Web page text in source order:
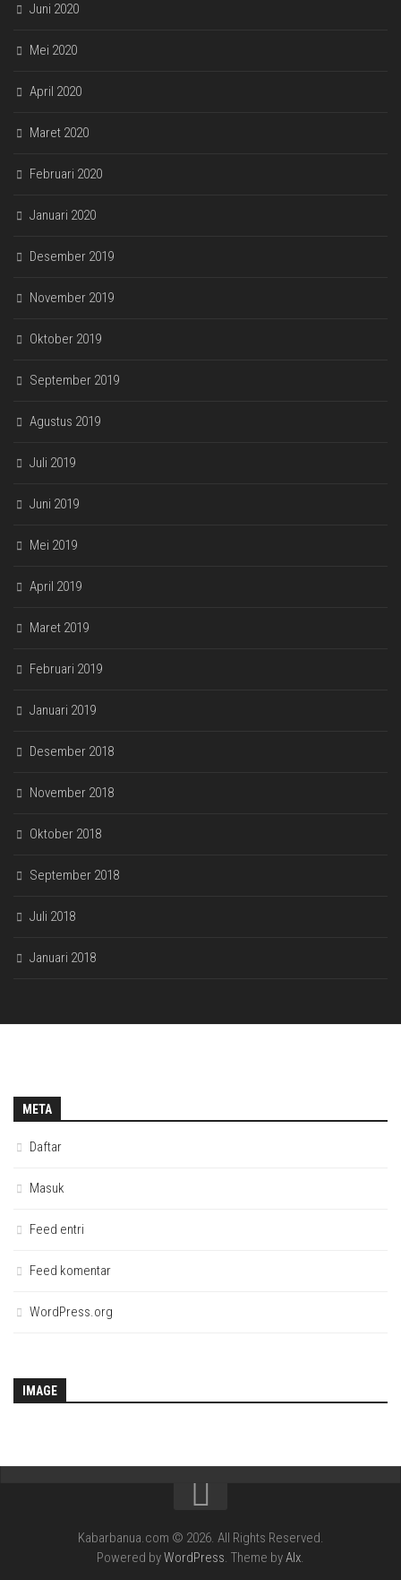
Juni 2020
Mei 2020
April 2020
Maret 2020
Februari 2020
Januari 2020
Desember 2019
November 2019
Oktober 2019
September 2019
Agustus 2019
Juli 2019
Juni 2019
Mei 2019
April 2019
Maret 2019
Februari 2019
Januari 2019
Desember 2018
November 2018
Oktober 2018
September 2018
Juli 2018
Januari 2018
META
Daftar
Masuk
Feed entri
Feed komentar
WordPress.org
IMAGE
Kabarbanua.com © 2026. All Rights Reserved.
Powered byWordPress. Theme byAlx.